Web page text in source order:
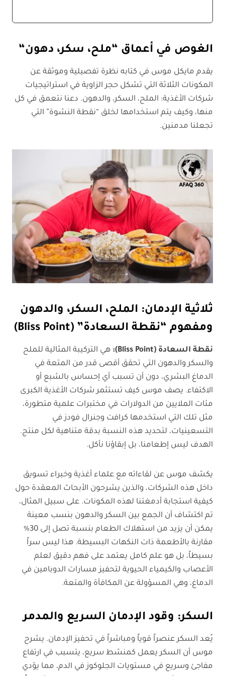
الغوص في أعماق “ملح، سكر، دهون“
يقدم مايكل موس في كتابه نظرة تفصيلية وموثقة عن
المكونات الثلاثة التي تشكل حجر الزاوية في استراتيجيات
شركات الأغذية: الملح، السكر، والدهون. دعنا نتعمق في كل
منها، وكيف يتم استخدامها لخلق “نقطة النشوة” التي
تجعلنا مدمنين.
ثلاثية الإدمان: الملح، السكر، والدهون
ومفهوم “نقطة السعادة” (Bliss Point)
نقطة السعادة (Bliss Point):
هي التركيبة المثالية للملح
والسكر والدهون التي تحقق أقصى قدر من المتعة في
الدماغ البشري، دون أن تسبب أي إحساس بالشبع أو
الاكتفاء. يصف موس كيف تستثمر شركات الأغذية الكبرى
مئات الملايين من الدولارات في مختبرات علمية متطورة،
مثل تلك التي استخدمها كرافت وجنرال فودز في
التسعينيات، لتحديد هذه النسبة بدقة متناهية لكل منتج.
الهدف ليس إطعامنا، بل إبقاؤنا نأكل.
يكشف موس عن لقاءاته مع علماء أغذية وخبراء تسويق
داخل هذه الشركات، والذين يشرحون الأبحاث المعقدة حول
كيفية استجابة أدمغتنا لهذه المكونات. على سبيل المثال،
تم اكتشاف أن الجمع بين السكر والدهون بنسب معينة
يمكن أن يزيد من استهلاك الطعام بنسبة تصل إلى 30%
مقارنة بالأطعمة ذات النكهات البسيطة. هذا ليس سراً
بسيطاً، بل هو علم كامل يعتمد على فهم دقيق لعلم
الأعصاب والكيمياء الحيوية لتحفيز مسارات الدوبامين في
الدماغ، وهي المسؤولة عن المكافأة والمتعة.
السكر: وقود الإدمان السريع والمدمر
يُعد السكر عنصراً قوياً ومباشراً في تحفيز الإدمان. يشرح
موس أن السكر يعمل كمنشط سريع، يتسبب في ارتفاع
مفاجئ وسريع في مستويات الجلوكوز في الدم، مما يؤدي